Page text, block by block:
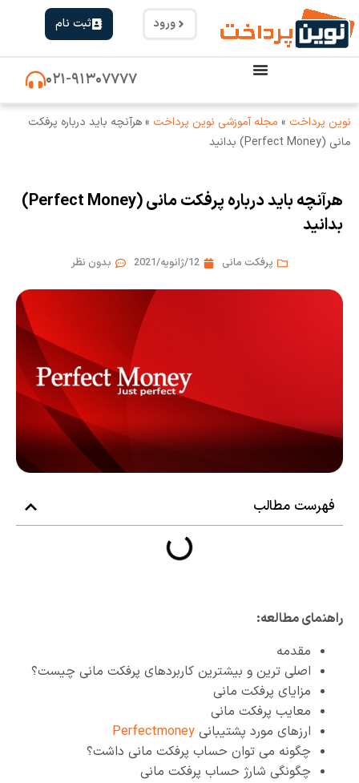
ورود ثبت نام
۰۲۱-۹۱۳۰۷۷۷۷
نوین پرداخت » مجله آموزشی نوین پرداخت »هرآنچه باید درباره پرفکت
مانی (Perfect Money) بدانید
هرآنچه باید درباره پرفکت مانی (Perfect Money)
بدانید
پرفکت مانی 12/ژانویه/2021 بدون نظر
فهرست مطالب
راهنمای مطالعه:
مقدمه
اصلی ترین و بیشترین کاربردهای پرفکت مانی چیست؟
مزایای پرفکت مانی
معایب پرفکت مانی
ارزهای مورد پشتیبانی Perfectmoney
چگونه می توان حساب پرفکت مانی داشت؟
چگونگی شارژ حساب پرفکت مانی